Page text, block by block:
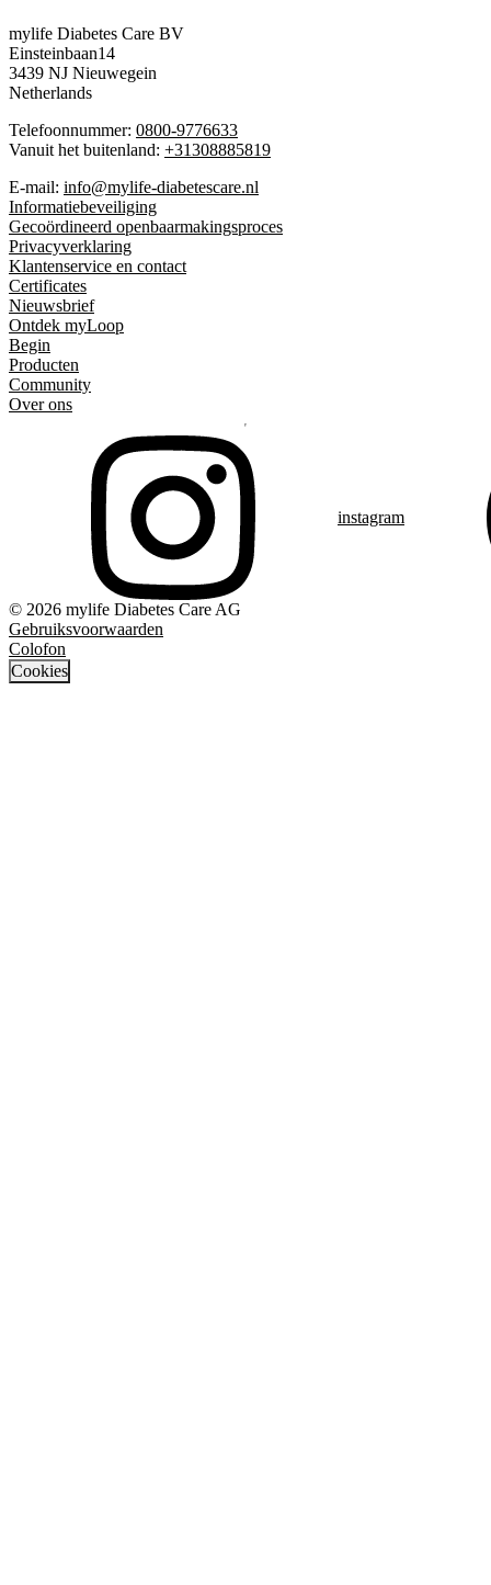
mylife Diabetes Care BV
Einsteinbaan14
3439 NJ Nieuwegein
Netherlands
Telefoonnummer: 0800-9776633
Vanuit het buitenland: +31308885819
E-mail: info@mylife-diabetescare.nl
Informatiebeveiliging
Gecoördineerd openbaarmakingsproces
Privacyverklaring
Klantenservice en contact
Certificates
Nieuwsbrief
Ontdek myLoop
Begin
Producten
Community
Over ons
instagram
© 2026 mylife Diabetes Care AG
Gebruiksvoorwaarden
Colofon
Cookies